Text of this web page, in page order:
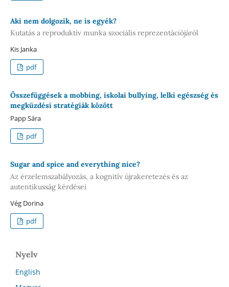
Aki nem dolgozik, ne is egyék?
Kutatás a reproduktív munka szociális reprezentációjáról
Kis Janka
pdf
Összefüggések a mobbing, iskolai bullying, lelki egészség és
megküzdési stratégiák között
Papp Sára
pdf
Sugar and spice and everything nice?
Az érzelemszabályozás, a kognitív újrakeretezés és az
autentikusság kérdései
Vég Dorina
pdf
Nyelv
English